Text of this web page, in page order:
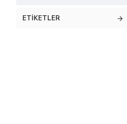
Lego Dreamzzz
ETIKETLER